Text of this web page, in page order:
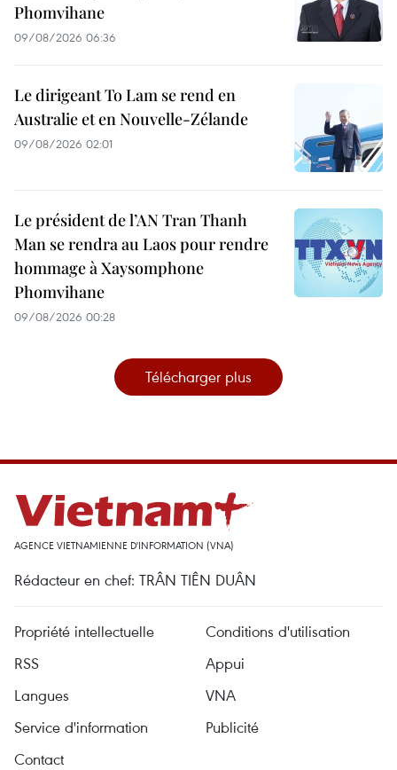
Phomvihane
09/08/2026 06:36
Le dirigeant To Lam se rend en
Australie et en Nouvelle-Zélande
09/08/2026 02:01
Le président de l’AN Tran Thanh
Man se rendra au Laos pour rendre
hommage à Xaysomphone
Phomvihane
09/08/2026 00:28
Télécharger plus
AGENCE VIETNAMIENNE D'INFORMATION (VNA)
Rédacteur en chef: TRÂN TIÊN DUÂN
Propriété intellectuelle
Conditions d'utilisation
RSS
Appui
Langues
VNA
Service d'information
Publicité
Contact